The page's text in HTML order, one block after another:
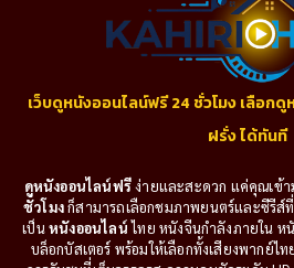
เว็บดูหนังออนไลน์ฟรี 24 ชั่วโมง เลือก
ฝรั่ง ได้ทันที
ดูหนังออนไลน์ฟรีง่ายและสะดวก แค่คุณเข้า
ชั่วโมงก็สามารถเลือกชมภาพยนตร์และซีรีส์
เป็นหนังออนไลน์ไทย หนังจีนกำลังภายใน ห
บล็อกบัสเตอร์ พร้อมให้เลือกทั้งเสียงพากย์ไ